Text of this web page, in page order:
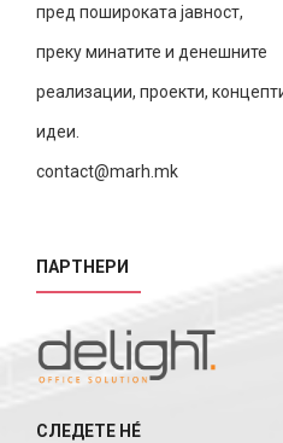
пред пошироката јавност,
преку минатите и денешните
реализации, проекти,
идеи.
contact@marh.mk
ПАРТНЕРИ
СЛЕДЕТЕ НÉ